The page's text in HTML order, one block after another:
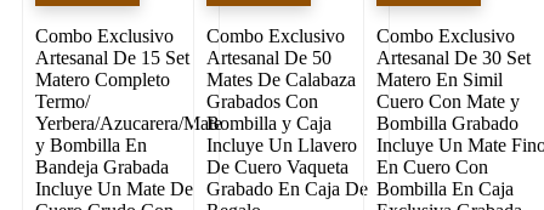
Combo Exclusivo
Artesanal De 15 Set
Matero Completo
Termo/
Yerbera/Azucarera/Mate
y Bombilla En
Bandeja Grabada
Incluye Un Mate De
Combo Exclusivo
Artesanal De 50
Mates De Calabaza
Grabados Con
Bombilla y Caja
Incluye Un Llavero
De Cuero Vaqueta
Grabado En Caja De
Combo Exclusivo
Artesanal De 30 Set
Matero En Simil
Cuero Con Mate y
Bombilla Grabado
Incluye Un Mate
En Cuero Con
Bombilla En Caja